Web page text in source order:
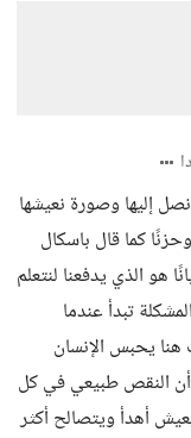
إليها وصورة نعيشها
كما قال باسكال
هو الذي يدفعنا لنتعلم
تبدأ عندما
يحبس الإنسان
أن النقص طبيعي في كل
أهدأ ويتصالح أكثر